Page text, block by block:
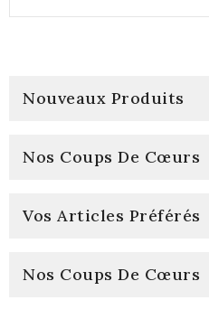
Nouveaux Produits
Nos Coups De Cœurs
Vos Articles Préférés
Nos Coups De Cœurs